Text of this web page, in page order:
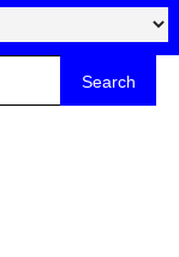
Search